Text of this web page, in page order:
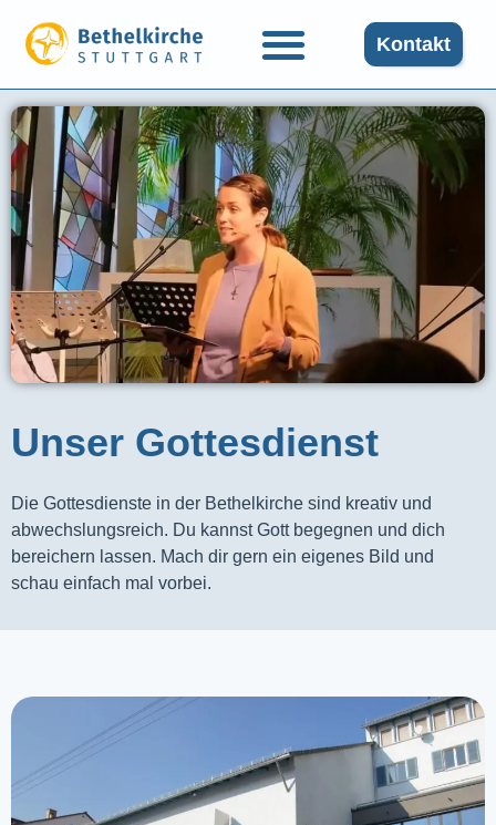
Kontakt
Unser Gottesdienst​
Die Gottesdienste in der Bethelkirche sind kreativ und
abwechslungsreich. Du kannst Gott begegnen und dich
bereichern lassen. Mach dir gern ein eigenes Bild und
schau einfach mal vorbei.